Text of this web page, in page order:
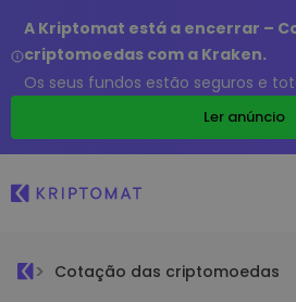
A Kriptomat está a encerrar –
criptomoedas com a Kraken.
Os seus fundos estão seguros e
Ler anúncio
Cotação das criptomoedas